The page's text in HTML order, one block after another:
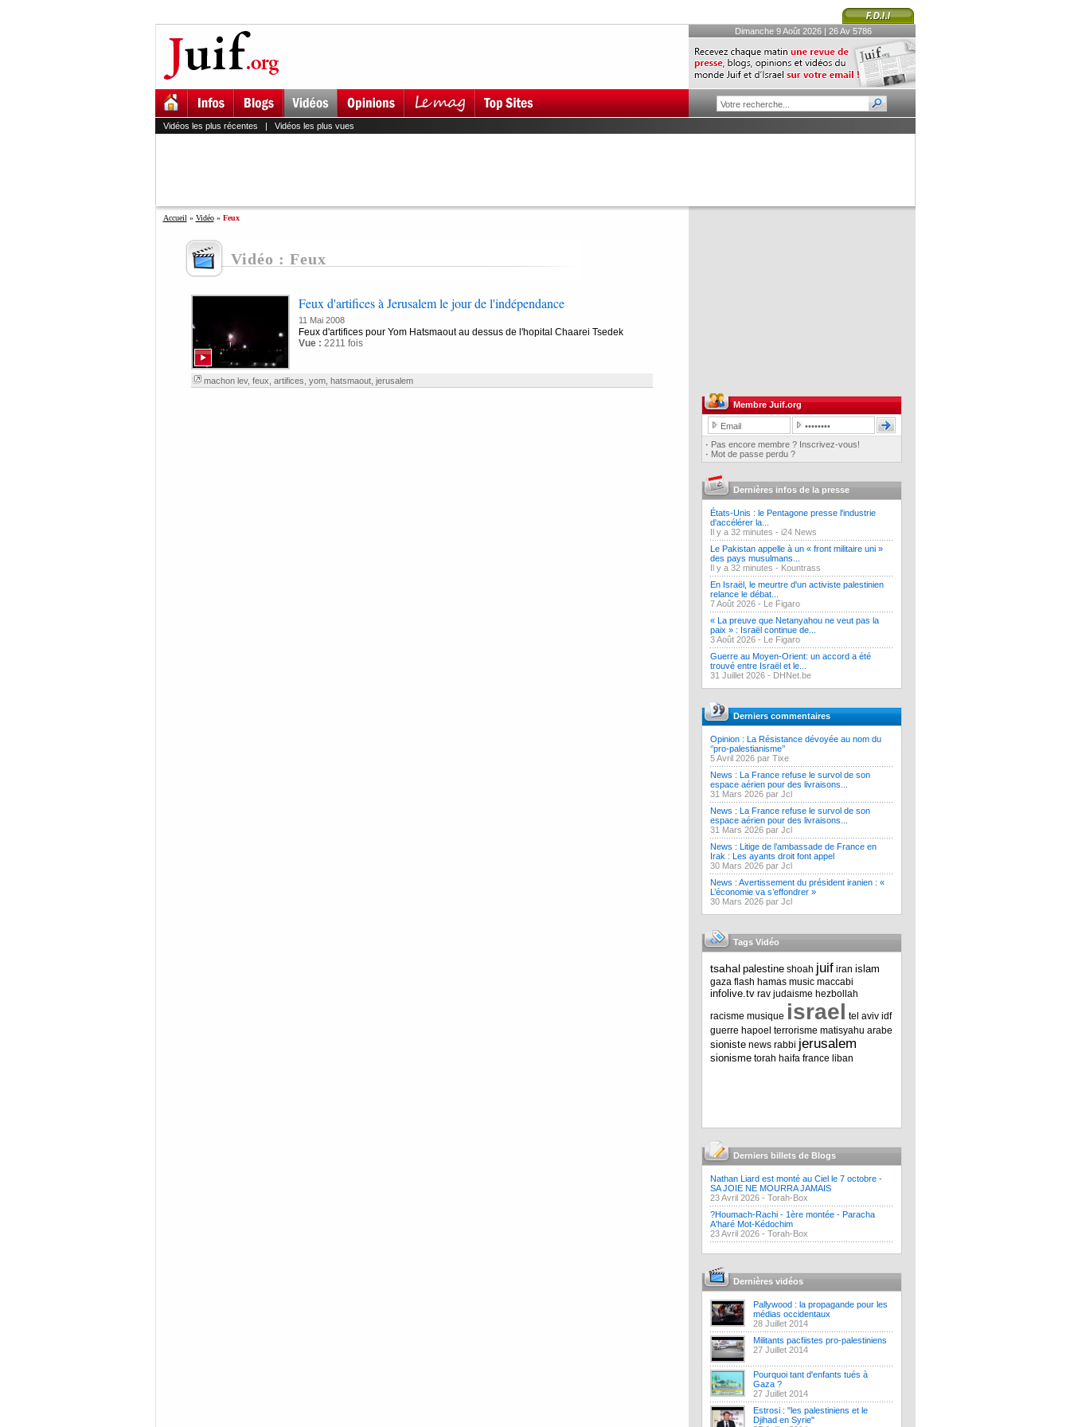
Dimanche 9 Août 2026 | 26 Av 5786
Vidéos les plus récentes | Vidéos les plus vues
Accueil » Vidéo» Feux
Vidéo : Feux
Feux d'artifices à Jerusalem le jour de l'indépendance
11 Mai 2008
Feux d'artifices pour Yom Hatsmaout au dessus de l'hopital Chaarei Tsedek
Vue : 2211 fois
machon lev, feux artifices yom, hatsmaout, jerusalem
Membre Juif.org
· Pas encore membre ? Inscrivez-vous!
· Mot de passe perdu ?
Dernières infos de la presse
États-Unis : le Pentagone presse l'industrie
d'accélérer la...
Il y a 32 minutes - i24 News
Le Pakistan appelle à un « front militaire uni »
des pays musulmans...
Il y a 32 minutes - Kountrass
En Israël, le meurtre d'un activiste palestinien
relance le débat...
7 Août 2026 - Le Figaro
« La preuve que Netanyahou ne veut pas la
paix » : Israël continue de...
3 Août 2026 - Le Figaro
Guerre au Moyen-Orient: un accord a été
trouvé entre Israël et le...
31 Juillet 2026 - DHNet.be
Derniers commentaires
Opinion : La Résistance dévoyée au nom du
‘’pro-palestianisme’’
5 Avril 2026 par Tixe
News : La France refuse le survol de son
espace aérien pour des livraisons...
31 Mars 2026 par Jcl
News : La France refuse le survol de son
espace aérien pour des livraisons...
31 Mars 2026 par Jcl
News : Litige de l’ambassade de France en
Irak : Les ayants droit font appel
30 Mars 2026 par Jcl
News : Avertissement du président iranien : «
L’économie va s’effondrer »
30 Mars 2026 par Jcl
Tags Vidéo
tsahal palestine shoah juif iran islam
gaza flash hamas music maccabi
infolive.tv rav judaisme hezbollah
racisme musique israel tel aviv idf
guerre hapoel terrorisme matisyahu arabe
sioniste news rabbi jerusalem
sionisme torah haifa france liban
Derniers billets de Blogs
Nathan Liard est monté au Ciel le 7 octobre -
SA JOIE NE MOURRA JAMAIS
23 Avril 2026 - Torah-Box
?Houmach-Rachi - 1ère montée - Paracha
A'haré Mot-Kédochim
23 Avril 2026 - Torah-Box
Dernières vidéos
Pallywood : la propagande pour les
médias occidentaux
28 Juillet 2014
Militants pacfiistes pro-palestiniens
27 Juillet 2014
Pourquoi tant d'enfants tués à
Gaza ?
27 Juillet 2014
Estrosi : "les palestiniens et le
Djihad en Syrie"